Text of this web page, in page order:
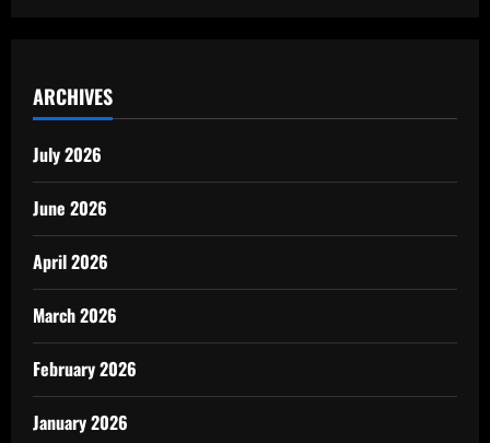
ARCHIVES
July 2026
June 2026
April 2026
March 2026
February 2026
January 2026